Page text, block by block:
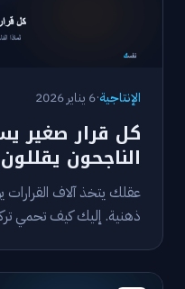
الإنتاجية·6 يناير 2026
كل قرار صغير
الناجحون
عقلك يتخذ آلاف
ذهنية. إليك كيف تحمي